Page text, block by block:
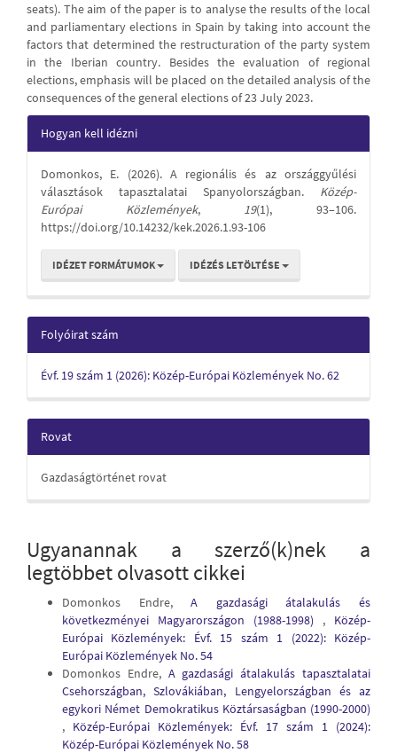
seats). The aim of the paper is to analyse the results of the local
and parliamentary elections in Spain by taking into account the
factors that determined the restructuration of the party system
in the Iberian country. Besides the evaluation of regional
elections, emphasis will be placed on the detailed analysis of the
consequences of the general elections of 23 July 2023.
Article
Details
Hogyan kell idézni
Domonkos, E. (2026). A regionális és az országgyűlési
választások tapasztalatai Spanyolországban. Közép-
Európai Közlemények, 19(1), 93–106.
https://doi.org/10.14232/kek.2026.1.93-106
IDÉZET FORMÁTUMOK IDÉZÉS LETÖLTÉSE
Folyóirat szám
Évf. 19 szám 1 (2026): Közép-Európai Közlemények No. 62
Rovat
Gazdaságtörténet rovat
Ugyanannak a szerző(k)nek a
legtöbbet olvasott cikkei
Domonkos Endre,A gazdasági átalakulás és
következményei Magyarországon (1988-1998) , Közép-
Európai Közlemények: Évf. 15 szám 1 (2022): Közép-
Európai Közlemények No. 54
Domonkos Endre, A gazdasági átalakulás tapasztalatai
Csehországban, Szlovákiában, Lengyelországban és az
egykori Német Demokratikus Köztársaságban (1990-2000)
, Közép-Európai Közlemények: Évf. 17 szám 1 (2024):
Közép-Európai Közlemények No. 58